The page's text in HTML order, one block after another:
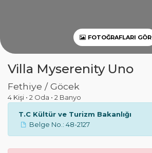
FOTOĞRAFLARI GÖR
Villa Myserenity Uno
Fethiye / Göcek
4 Kişi • 2 Oda • 2 Banyo
T.C Kültür ve Turizm Bakanlığı
Belge No.: 48-2127